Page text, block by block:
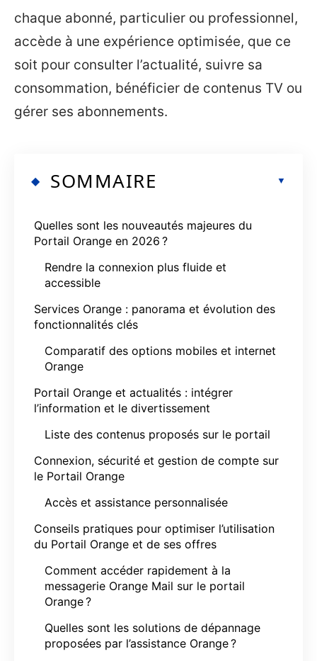
chaque abonné, particulier ou professionnel,
accède à une expérience optimisée, que ce
soit pour consulter l’actualité, suivre sa
consommation, bénéficier de contenus TV ou
gérer ses abonnements.
SOMMAIRE
Quelles sont les nouveautés majeures du
Portail Orange en 2026 ?
Rendre la connexion plus fluide et
accessible
Services Orange : panorama et évolution des
fonctionnalités clés
Comparatif des options mobiles et internet
Orange
Portail Orange et actualités : intégrer
l’information et le divertissement
Liste des contenus proposés sur le portail
Connexion, sécurité et gestion de compte sur
le Portail Orange
Accès et assistance personnalisée
Conseils pratiques pour optimiser l’utilisation
du Portail Orange et de ses offres
Comment accéder rapidement à la
messagerie Orange Mail sur le portail
Orange ?
Quelles sont les solutions de dépannage
proposées par l’assistance Orange ?